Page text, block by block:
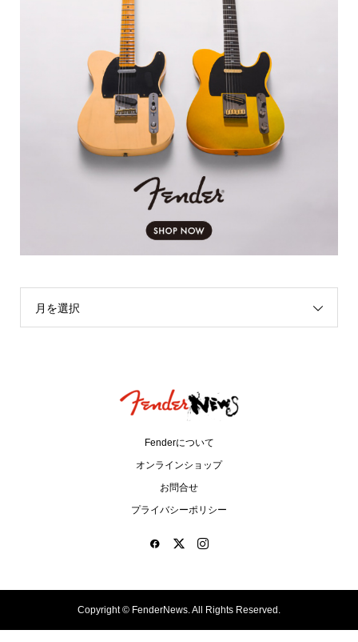
月を選択
Fenderについて
オンラインショップ
お問合せ
プライバシーポリシー
Copyright © FenderNews. All Rights Reserved.